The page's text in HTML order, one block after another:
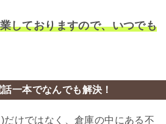
しておりますので、いつでも
話一本でなんでも解決！
だけではなく、倉庫の中にある不